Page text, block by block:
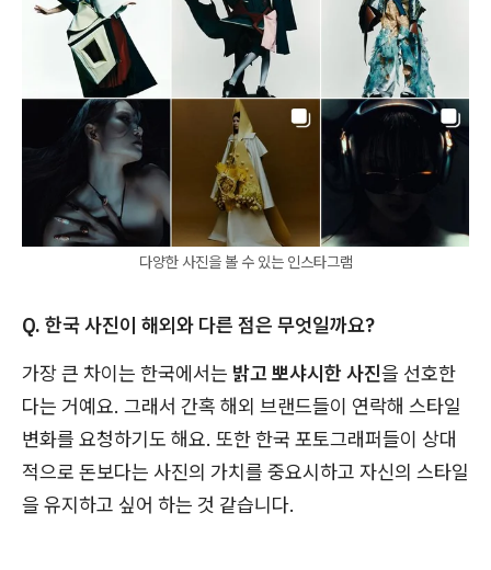
다양한 사진을 볼 수 있는 인스타그램
Q. 한국 사진이 해외와 다른 점은 무엇일까요?
가장 큰 차이는 한국에서는 밝고 뽀샤시한 사진을 선호한
다는 거예요. 그래서 간혹 해외 브랜드들이 연락해 스타일
변화를 요청하기도 해요. 또한 한국 포토그래퍼들이 상대
적으로 돈보다는 사진의 가치를 중요시하고 자신의 스타일
을 유지하고 싶어 하는 것 같습니다.